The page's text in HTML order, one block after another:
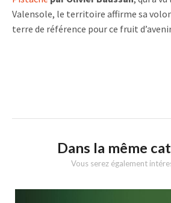
Valensole, le territoire affirme sa
terre de référence pour ce fruit
Dans la même
Vous serez également